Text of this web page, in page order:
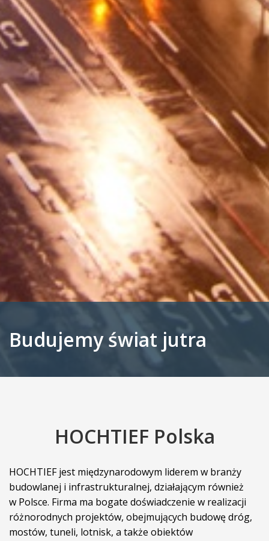
Budujemy świat jutra
HOCHTIEF Polska
HOCHTIEF jest międzynarodowym liderem w branży
budowlanej i infrastrukturalnej, działającym również
w Polsce. Firma ma bogate doświadczenie w realizacji
różnorodnych projektów, obejmujących budowę dróg,
mostów, tuneli, lotnisk, a także obiektów